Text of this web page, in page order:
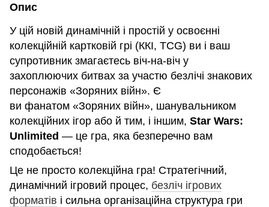
Опис
У цій новій динамічній і простій у освоєнні
колекційній картковій грі (ККІ, TCG) ви і ваш
супротивник змагаєтесь віч-на-віч у
захоплюючих битвах за участю безлічі знакових
персонажів «Зоряних війн». Є
ви фанатом «Зоряних війн», шанувальником
колекційних ігор або й тим, і іншим, Star Wars:
Unlimited — це гра, яка безперечно вам
сподобається!
Це не просто колекційна гра! Стратегічний,
динамічний ігровий процес, безліч ігрових
форматів і сильна організаційна структура гри